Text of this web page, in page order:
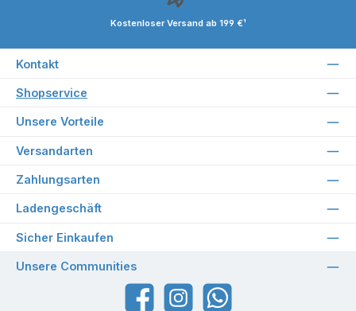
Kostenloser Versand ab 199 €¹
Kontakt
Shopservice
Unsere Vorteile
Versandarten
Zahlungsarten
Ladengeschäft
Sicher Einkaufen
Unsere Communities
FacebookInstagramWhatsApp